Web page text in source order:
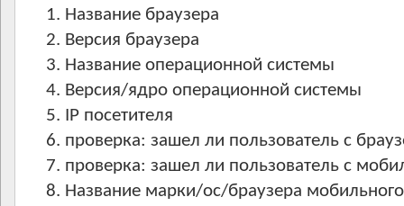
Название браузера
Версия браузера
Название операционной системы
Версия/ядро операционной системы
IP посетителя
проверка: зашел ли пользователь с
проверка: зашел ли пользователь с
Название марки/ос/браузера